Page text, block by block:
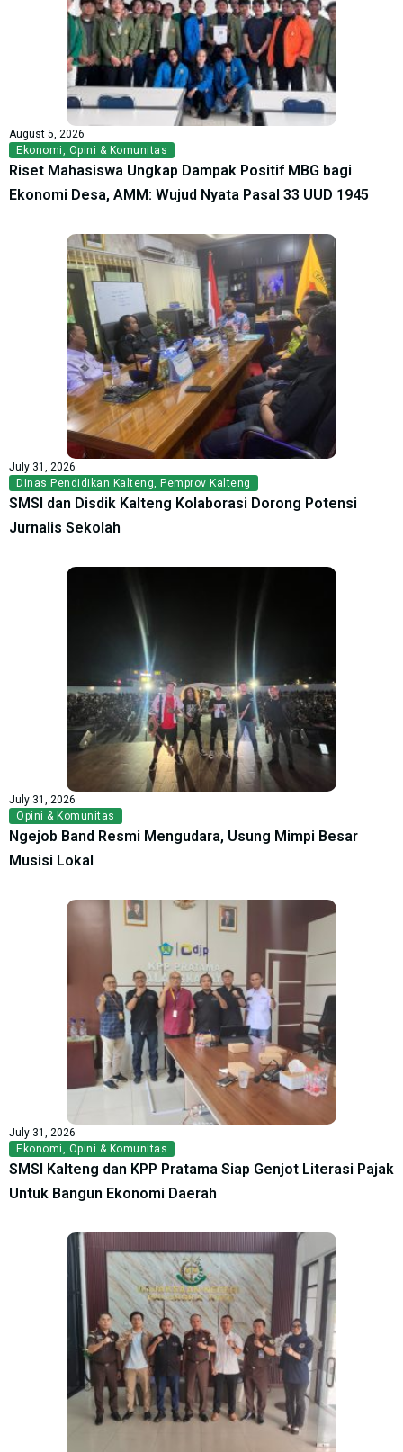
August 5, 2026
Ekonomi
Opini & Komunitas
Riset Mahasiswa Ungkap Dampak Positif MBG bagi
Ekonomi Desa, AMM: Wujud Nyata Pasal 33 UUD 1945
July 31, 2026
Dinas Pendidikan Kalteng Pemprov Kalteng
SMSI dan Disdik Kalteng Kolaborasi Dorong Potensi
Jurnalis Sekolah
July 31, 2026
Opini & Komunitas
Ngejob Band Resmi Mengudara, Usung Mimpi Besar
Musisi Lokal
July 31, 2026
Ekonomi
Opini & Komunitas
SMSI Kalteng dan KPP Pratama Siap Genjot Literasi Pajak
Untuk Bangun Ekonomi Daerah